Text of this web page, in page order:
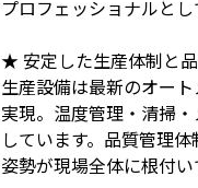
プロフェッショナルとし
★ 安定した生産体制と
生産設備は最新のオー
実現。温度管理・清掃
しています。品質管理
姿勢が現場全体に根付い